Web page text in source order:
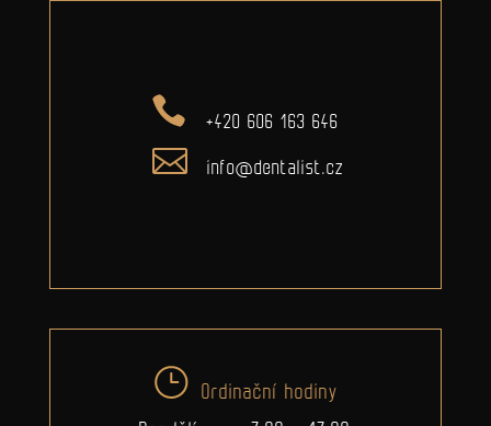
+420 606 163 646
info@dentalist.cz
Ordinační hodiny